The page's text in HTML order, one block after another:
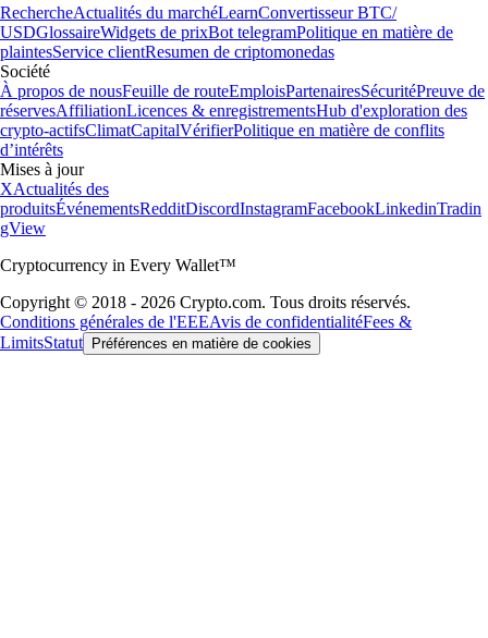
RechercheActualités du marchéLearnConvertisseur BTC/
USDGlossaireWidgets de prixBot telegramPolitique en matière de
plaintesService clientResumen de criptomonedas
Société
À propos de nousFeuille de routeEmploisPartenairesSécuritéPreuve de
réservesAffiliationLicences & enregistrementsHub d'exploration des
crypto-actifsClimatCapitalVérifierPolitique en matière de conflits
d’intérêts
Mises à jour
XActualités des
produitsÉvénementsRedditDiscordInstagramFacebookLinkedinTradin
gView
Cryptocurrency in Every Wallet™
Copyright © 2018 - 2026 Crypto.com. Tous droits réservés.
Conditions générales de l'EEEAvis de confidentialitéFees &
LimitsStatut Préférences en matière de cookies